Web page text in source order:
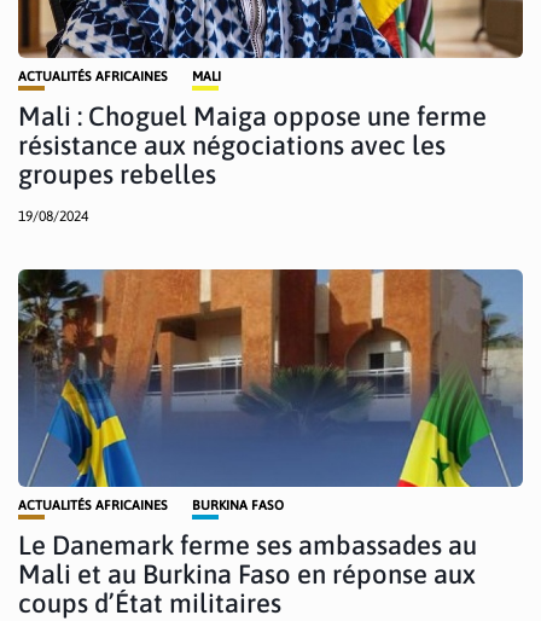
ACTUALITÉS AFRICAINES MALI
Mali : Choguel Maiga oppose une ferme
résistance aux négociations avec les
groupes rebelles
19/08/2024
ACTUALITÉS AFRICAINES BURKINA FASO
Le Danemark ferme ses ambassades au
Mali et au Burkina Faso en réponse aux
coups d’État militaires